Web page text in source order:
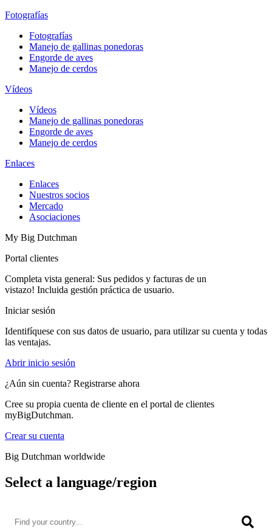
Fotografías
Fotografías
Manejo de gallinas ponedoras
Engorde de aves
Manejo de cerdos
Vídeos
Vídeos
Manejo de gallinas ponedoras
Engorde de aves
Manejo de cerdos
Enlaces
Enlaces
Nuestros socios
Mercado
Asociaciones
My Big Dutchman
Portal clientes
Completa vista general: Sus pedidos y facturas de un
vistazo! Incluida gestión práctica de usuario.
Iniciar sesión
Identifíquese con sus datos de usuario, para utilizar su cuenta y todas
las ventajas.
Abrir inicio sesión
¿Aún sin cuenta? Registrarse ahora
Cree su propia cuenta de cliente en el portal de clientes
myBigDutchman.
Crear su cuenta
Big Dutchman worldwide
Select a language/region